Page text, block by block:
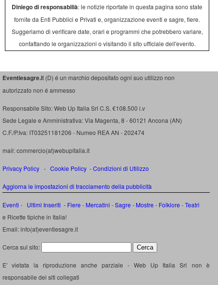
Diniego di responsabilià: le notizie riportate in questa pagina sono state
fornite da Enti Pubblici e Privati e, organizzazione eventi e sagre, fiere.
Suggeriamo di verificare date, orari e programmi che potrebbero variare,
contattando le organizzazioni o visitando il sito ufficiale dell'evento.
Eventiesagre.it (D) é un marchio depositato ogni suo utilizzo non
autorizzato non é ammesso
Responsabile Sito: Web Up Italia Srl C.S. €108.500 i.v
Sede Legale e Amministrativa: Via Magenta, 8 - 60121 Ancona (AN)
C.F./P.Iva: IT03251181206 - Numeo REA AN - 202474
mail: commercio(at)webupitalia.it
Privacy Policy - Cookie Policy -Condizioni di Utilizzo
Aggiorna le impostazioni di tracciamento della pubblicità
Eventi - Ultimi Inseriti - Fiere - Mercatini -Sagre - Mostre - Folklore -Teatri
e Ricette tipiche in Italia!
Email: info(at)eventiesagre.it
Cerca sul sito:
E' vietata la riproduzione anche parziale - Web Up Italia Srl non è
responsabile dei siti collegati